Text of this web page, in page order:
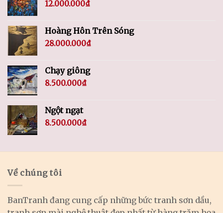
12.000.000₫
Hoàng Hôn Trên Sóng
28.000.000₫
Chạy giông
8.500.000₫
Ngột ngạt
8.500.000₫
Về chúng tôi
BanTranh đang cung cấp những bức tranh sơn dầu,